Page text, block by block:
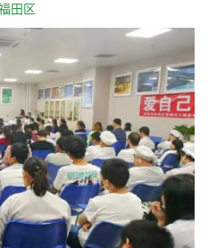
田区